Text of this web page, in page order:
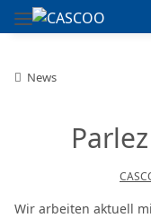
News
Wir arbeiten aktuell